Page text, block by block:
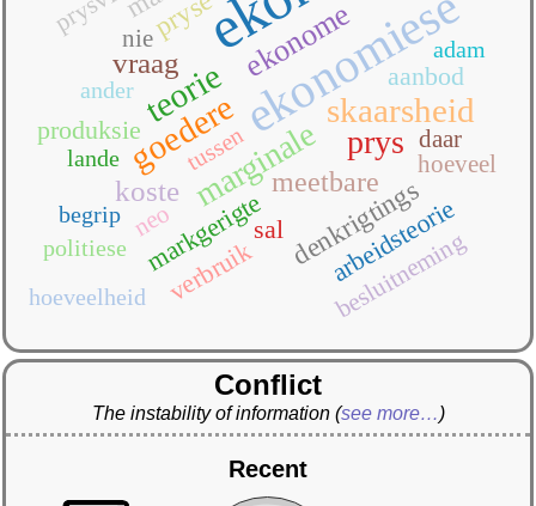
ekonomiese
goedere skaarsheid
teorie
marginale prys
ekonome
koste
vraag
meetbare
denkrigtings
pryse
aanbod
arbeidsteorie
markgerigte
produksie
sal
verbruik besluitneming
daar
hoeveel
neo
nie
adam
ander
begrip
hoeveelheid
lande
politiese
tussen
Conflict
The instability of information (see more…)
Recent